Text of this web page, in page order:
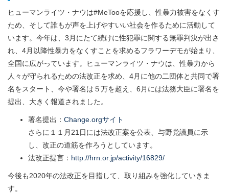
ヒューマンライツ・ナウは#MeTooを応援し、性暴力被害をなくす
ため、そして誰もが声を上げやすいい社会を作るために活動して
います。今年は、3月にたて続けに性犯罪に関する無罪判決が出さ
れ、4月以降性暴力をなくすことを求めるフラワーデモが始まり、
全国に広がっています。ヒューマンライツ・ナウは、性暴力から
人々が守られるための法改正を求め、4月に他の二団体と共同で署
名をスタート、今や署名は５万を超え、6月には法務大臣に署名を
提出、大きく報道されました。
署名提出： Change.orgサイト
さらに１１月21日には法改正案を公表、与野党議員に示
し、改正の道筋を作ろうとしています。
法改正提言： http://hrn.or.jp/activity/16829/
今後も2020年の法改正を目指して、取り組みを強化していきま
す。